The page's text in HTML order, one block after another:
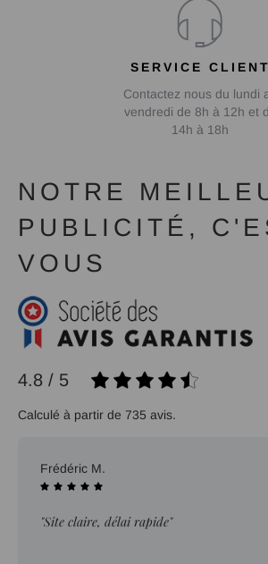
SERVICE CLIENT
Contactez nous du lundi
vendredi de 8h à 12h et
14h à 18h
NOTRE
PUBLICITÉ,
VOUS
4.8 / 5
Calculé à partir de 735 avis.
Frédéric M.
"Site claire, délai rapide"